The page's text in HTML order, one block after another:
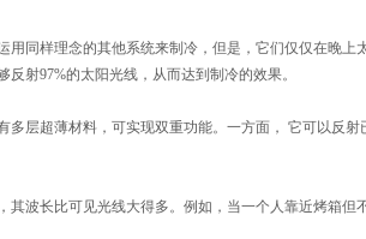
同样理念的其他系统来制冷，但是，它们仅仅在晚
射97%的太阳光线，从而达到制冷的效果。
层超薄材料，可实现双重功能。一方面， 它可以反
波长比可见光线大得多。例如，当一个人靠近烤箱但